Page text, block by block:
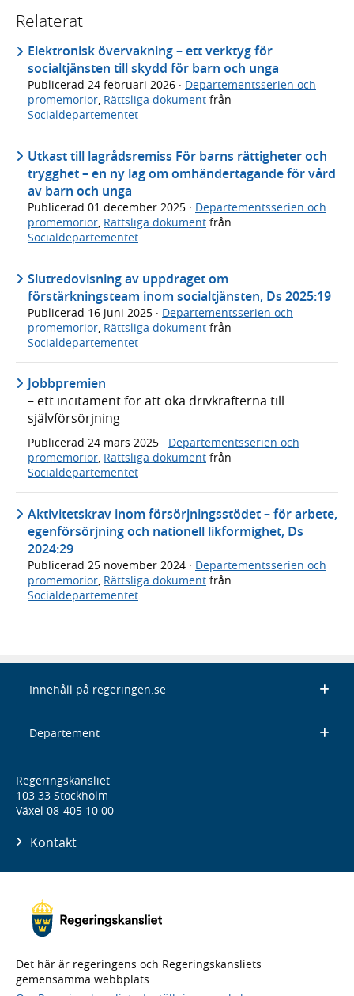
Relaterat
Elektronisk övervakning – ett verktyg för
socialtjänsten till skydd för barn och unga
Publicerad 24 februari 2026 · Departementsserien och
promemorior, Rättsliga dokument från
Socialdepartementet
Utkast till lagrådsremiss För barns rättigheter och
trygghet – en ny lag om omhändertagande för vård
av barn och unga
Publicerad 01 december 2025 · Departementsserien och
promemorior, Rättsliga dokument från
Socialdepartementet
Slutredovisning av uppdraget om
förstärkningsteam inom socialtjänsten, Ds 2025:19
Publicerad 16 juni 2025 · Departementsserien och
promemorior Rättsliga dokument från
Socialdepartementet
Jobbpremien
– ett incitament för att öka drivkrafterna till
självförsörjning
Publicerad 24 mars 2025 · Departementsserien och
promemorior, Rättsliga dokument från
Socialdepartementet
Aktivitetskrav inom försörjningsstödet – för arbete,
egenförsörjning och nationell likformighet, Ds
2024:29
Publicerad 25 november 2024 · Departementsserien och
promemorior, Rättsliga dokument från
Socialdepartementet
Innehåll på regeringen.se
Departement
Regeringskansliet
103 33 Stockholm
Växel 08-405 10 00
Kontakt
Det här är regeringens och Regeringskansliets
gemensamma webbplats.